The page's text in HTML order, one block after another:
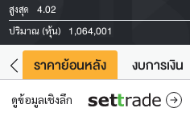
สูงสุด
4.02
ปริมาณ (หุ้น) 1,064,001
ราคาย้อนหลัง งบการเงิน
ดูข้อมูลเชิงลึก